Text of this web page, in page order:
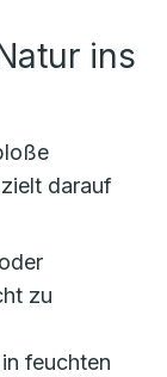
ins
darauf
zu
feuchten